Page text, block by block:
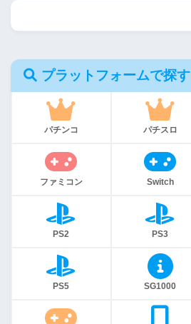
プラットフォームで探す
パチンコ パチスロ
ファミコン Switch
PS2 PS3
PS5 SG1000